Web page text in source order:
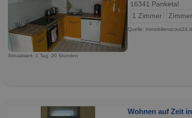
16341 Panketal
1 Zimmer
Zimmer
Quelle:
Aktualisiert: 1 Tag, 20 Stunden
Wohnen auf Zeit